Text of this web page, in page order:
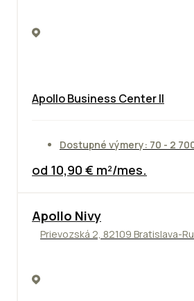
Apollo Business Center II
Dostupné výmery: 70 - 2
od 10,90 € m²/mes.
Apollo Nivy
Prievozská 2, 82109 Bratislava-